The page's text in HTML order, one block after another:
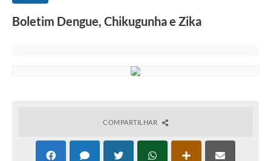
Portal da Privacidade
Boletim Dengue, Chikugunha e Zika
COMPARTILHAR